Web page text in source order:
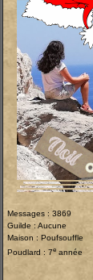
Messages : 3869
Guilde : Aucune
Maison : Poufsouffle
Poudlard : 7e année